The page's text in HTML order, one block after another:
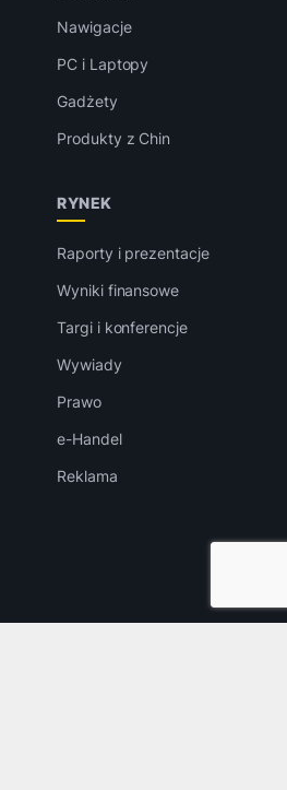
Nawigacje
PC i Laptopy
Gadżety
Produkty z Chin
RYNEK
Raporty i prezentacje
Wyniki finansowe
Targi i konferencje
Wywiady
Prawo
e-Handel
Reklama